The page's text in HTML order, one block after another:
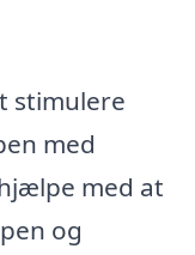
stimulere
med
med at
og